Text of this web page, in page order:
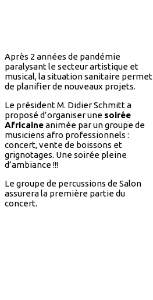
Après 2 années de pandémie
paralysant le secteur artistique et
musical, la situation sanitaire permet
de planifier de nouveaux projets.
Le président M. Didier Schmitt a
proposé d’organiser une soirée
Africaineanimée par un groupe de
musiciens afro professionnels :
concert, vente de boissons et
grignotages. Une soirée pleine
d’ambiance !!!
Le groupe de percussions de Salon
assurera la première partie du
concert.